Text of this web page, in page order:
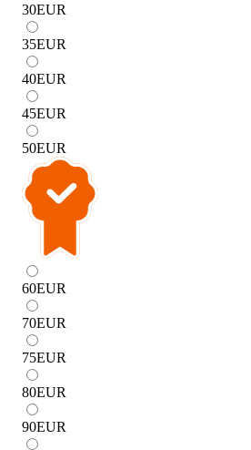
30EUR
35EUR
40EUR
45EUR
50EUR
60EUR
70EUR
75EUR
80EUR
90EUR